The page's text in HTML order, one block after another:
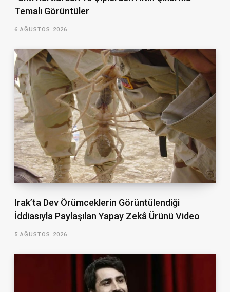
Temalı Görüntüler
6 AĞUSTOS 2026
Irak’ta Dev Örümceklerin Görüntülendiği
İddiasıyla Paylaşılan Yapay Zekâ Ürünü Video
5 AĞUSTOS 2026